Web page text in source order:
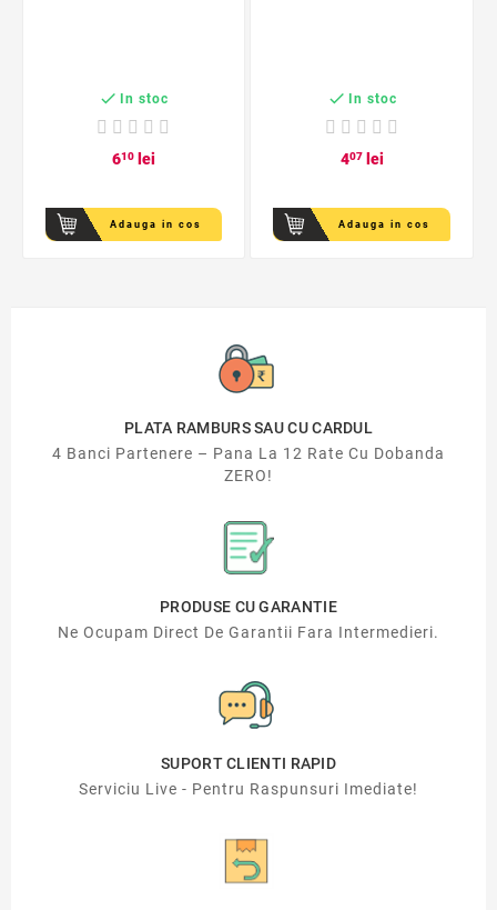
 In stoc
610lei
Adauga in cos
 In stoc
407lei
Adauga in cos
PLATA RAMBURS SAU CU CARDUL
4 Banci Partenere – Pana La 12 Rate Cu Dobanda
ZERO!
PRODUSE CU GARANTIE
Ne Ocupam Direct De Garantii Fara Intermedieri.
SUPORT CLIENTI RAPID
Serviciu Live - Pentru Raspunsuri Imediate!